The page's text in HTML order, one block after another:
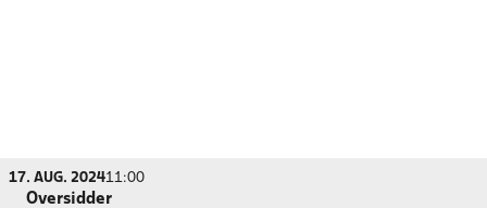
17. AUG. 202411:00
Oversidder